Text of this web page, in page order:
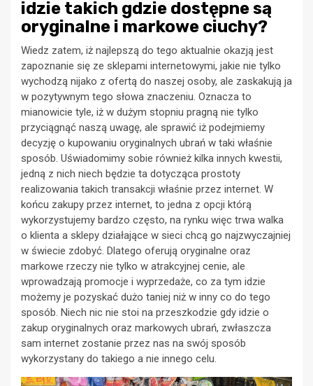
idzie takich gdzie dostępne są
oryginalne i markowe ciuchy?
Wiedz zatem, iż najlepszą do tego aktualnie okazją jest
zapoznanie się ze sklepami internetowymi, jakie nie tylko
wychodzą nijako z ofertą do naszej osoby, ale zaskakują ja
w pozytywnym tego słowa znaczeniu. Oznacza to
mianowicie tyle, iż w dużym stopniu pragną nie tylko
przyciągnąć naszą uwagę, ale sprawić iż podejmiemy
decyzję o kupowaniu oryginalnych ubrań w taki właśnie
sposób. Uświadomimy sobie również kilka innych kwestii,
jedną z nich niech będzie ta dotycząca prostoty
realizowania takich transakcji właśnie przez internet. W
końcu zakupy przez internet, to jedna z opcji którą
wykorzystujemy bardzo często, na rynku więc trwa walka
o klienta a sklepy działające w sieci chcą go najzwyczajniej
w świecie zdobyć. Dlatego oferują oryginalne oraz
markowe rzeczy nie tylko w atrakcyjnej cenie, ale
wprowadzają promocje i wyprzedaże, co za tym idzie
możemy je pozyskać dużo taniej niż w inny co do tego
sposób. Niech nic nie stoi na przeszkodzie gdy idzie o
zakup oryginalnych oraz markowych ubrań, zwłaszcza
sam internet zostanie przez nas na swój sposób
wykorzystany do takiego a nie innego celu.